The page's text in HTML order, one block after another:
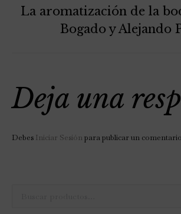
La aromatización de la
Bogado y Alejando
Deja una
Debes Iniciar Sesión para publicar un